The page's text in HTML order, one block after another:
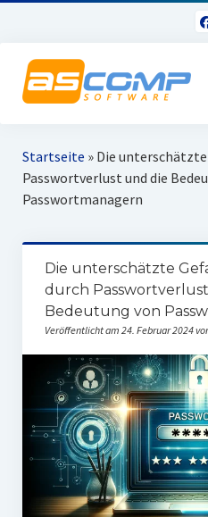
Über uns
Startseite » Die unterschätzte
Passwortverlust und die
Passwortmanagern
Die unterschätzte
durch
Bedeutung von
Veröffentlicht am 24. Februar 2024